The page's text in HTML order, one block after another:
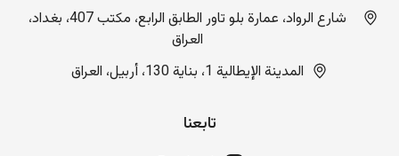
شارع الرواد، عمارة بلو تاور الطابق الرابع، مكتب 407، بغداد،
العراق
المدينة الإيطالية 1، بناية 130، أربيل، العراق
تابعنا